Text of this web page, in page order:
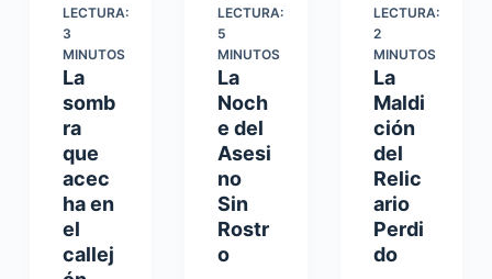
LECTURA:
3
MINUTOS
La
somb
ra
que
acec
ha en
el
callej
LECTURA:
5
MINUTOS
La
Noch
e del
Asesi
no
Sin
Rostr
o
LECTURA:
2
MINUTOS
La
Maldi
ción
del
Relic
ario
Perdi
do